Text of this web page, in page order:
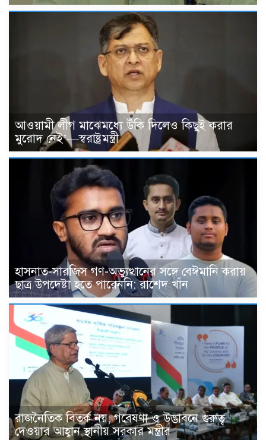
আওয়ামী লীগ মাঝেমধ্যে উঁকি দিলেও কিছুই করার
মুরোদ নেই’—স্বরাষ্ট্রমন্ত্রী
হাসনাত-সারজিস গণ-অভ্যুত্থানের সঙ্গে বেঈমানি করায়
ছাত্র উপদেষ্টা হতে পারেননি: রাশেদ খাঁন
রাজনৈতিক বিতর্ক নয়, গবেষণা ও উদ্ভাবনে গুরুত্ব
দেওয়ার আহ্বান স্থানীয় সরকার মন্ত্রীর